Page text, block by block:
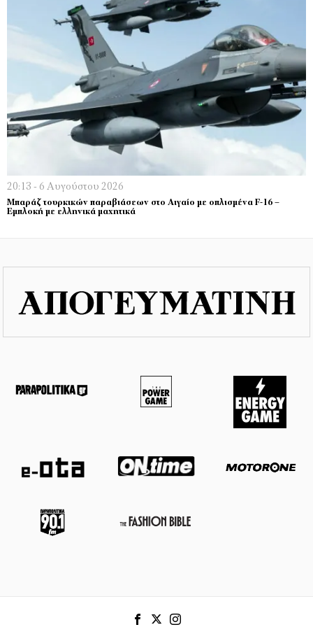
20:13 - 6 Αυγούστου 2026
Μπαράζ τουρκικών παραβιάσεων στο Αιγαίο με οπλισμένα F-16 –
Εμπλοκή με ελληνικά μαχητικά